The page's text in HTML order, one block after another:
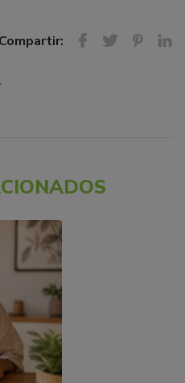
,
Compartir: